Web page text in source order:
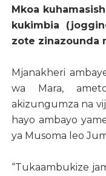
Mkoa
kukimbia
zote zinazounda
Mjanakheri
wa Mara,
akizungumza na
hayo ambayo
ya Musoma leo
“Tukaambukize